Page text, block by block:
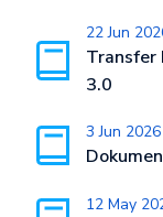
22 Jun
Transfer
3.0
3 Jun 2026
12 May